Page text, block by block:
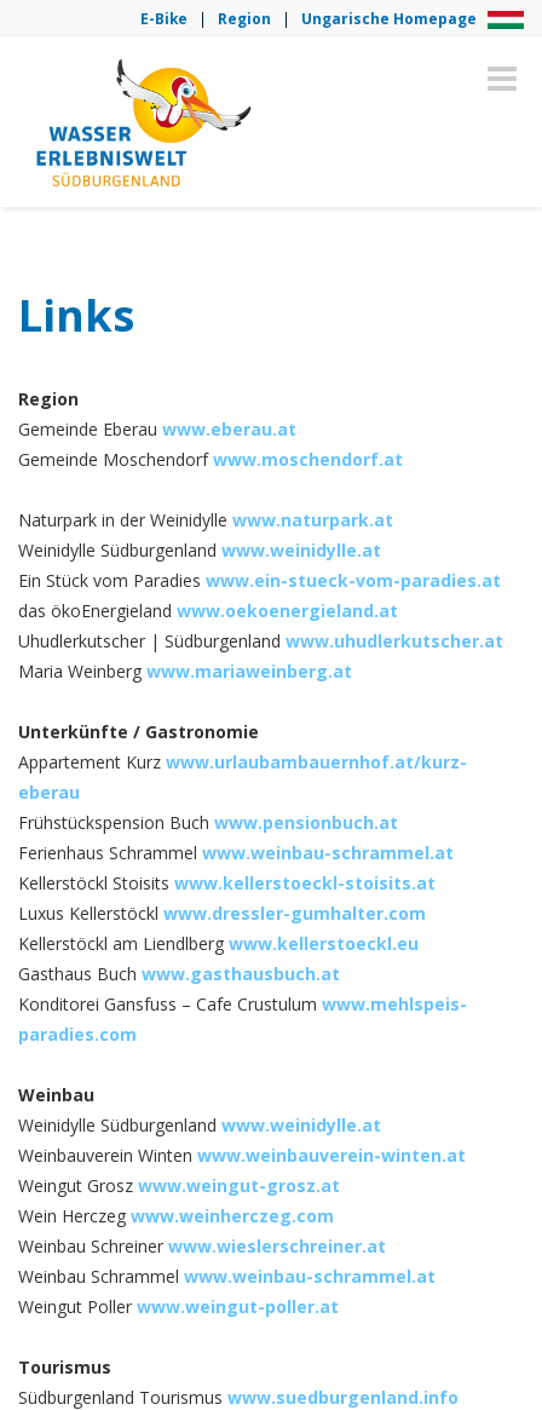
E-Bike | Region | Ungarische Homepage
Toggle
Links
Region
Gemeinde Eberau www.eberau.at
Gemeinde Moschendorfwww.moschendorf.at
Naturpark in der Weinidylle www.naturpark.at
Weinidylle Südburgenland www.weinidylle.at
Ein Stück vom Paradies www.ein-stueck-vom-paradies.at
das ökoEnergieland www.oekoenergieland.at
Uhudlerkutscher | Südburgenland www.uhudlerkutscher.at
Maria Weinberg www.mariaweinberg.at
Unterkünfte / Gastronomie
Appartement Kurz www.urlaubambauernhof.at/kurz-
eberau
Frühstückspension Buch www.pensionbuch.at
Ferienhaus Schrammel www.weinbau-schrammel.at
Kellerstöckl Stoisits www.kellerstoeckl-stoisits.at
Luxus Kellerstöckl www.dressler-gumhalter.com
Kellerstöckl am Liendlberg www.kellerstoeckl.eu
Gasthaus Buch www.gasthausbuch.at
Konditorei Gansfuss – Cafe Crustulum www.mehlspeis-
paradies.com
Weinbau
Weinidylle Südburgenland www.weinidylle.at
Weinbauverein Winten www.weinbauverein-winten.at
Weingut Grosz www.weingut-grosz.at
Wein Herczeg www.weinherczeg.com
Weinbau Schreiner www.wieslerschreiner.at
Weinbau Schrammel www.weinbau-schrammel.at
Weingut Poller www.weingut-poller.at
Tourismus
Südburgenland Tourismus www.suedburgenland.info